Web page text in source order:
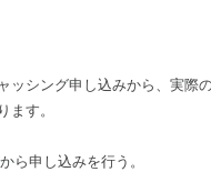
ッシング申し込みから、実際
す。
ら申し込みを行う。